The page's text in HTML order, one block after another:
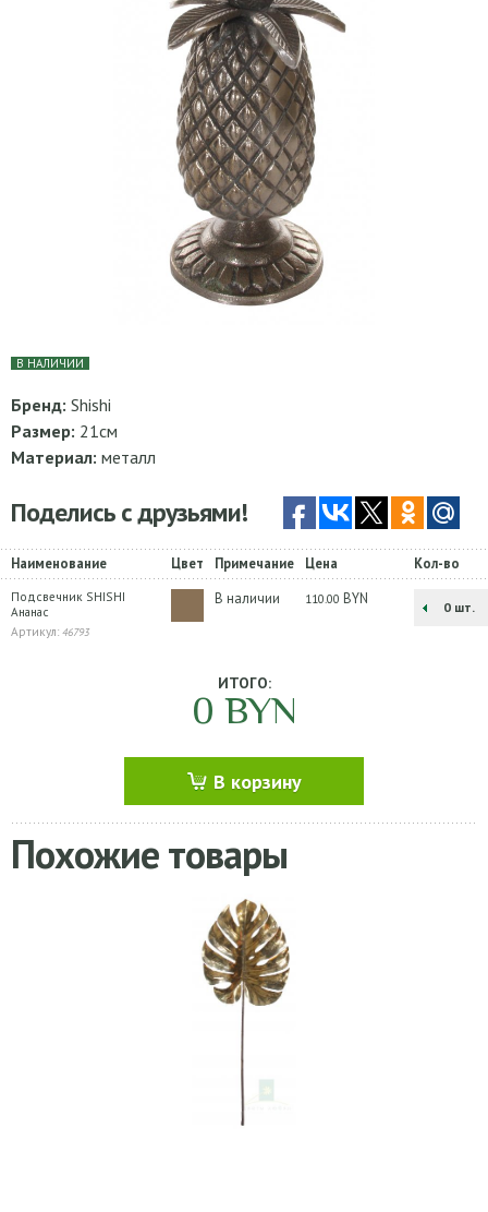
В НАЛИЧИИ
Бренд: Shishi
Размер: 21см
Материал: металл
Поделись с друзьями!
Наименование Цвет Примечание Цена Кол-во
Подсвечник SHISHI
Ананас
Артикул: 46793
В наличии 110.00 BYN
шт.
ИТОГО:
0 BYN
В корзину
Похожие товары